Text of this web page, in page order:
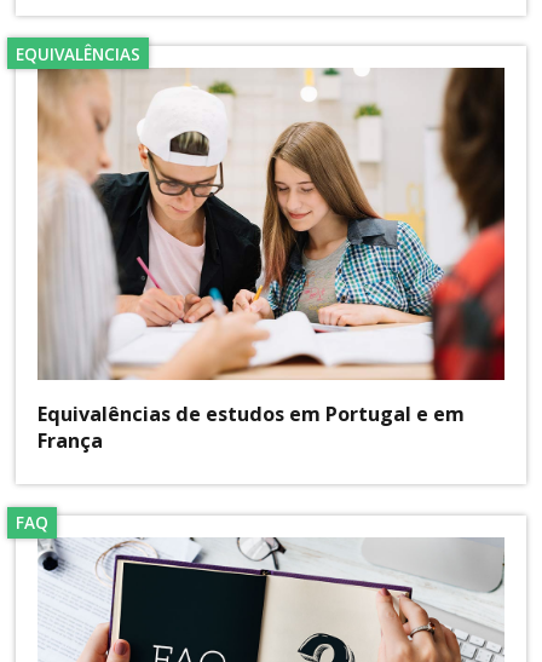
EQUIVALÊNCIAS
Equivalências de estudos em Portugal e em
França
FAQ